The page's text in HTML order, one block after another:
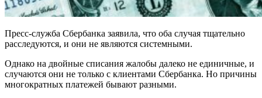
Пресс-служба Сбербанка заявила, что оба случая тщательно
расследуются, и они не являются системными.
Однако на двойные списания жалобы далеко не единичные, и
случаются они не только с клиентами Сбербанка. Но причины
многократных платежей бывают разными.